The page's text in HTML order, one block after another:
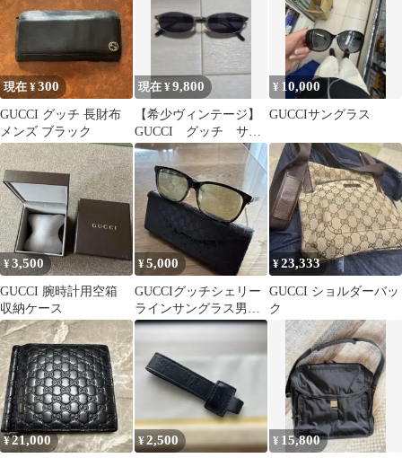
現在 ¥300
GUCCI グッチ 長財布
メンズ ブラック
現在 ¥9,800
【希少ヴィンテージ】
GUCCI グッチ サン
グラス メタルフレー
ム GG1646
¥ 10,000
GUCCIサングラス
¥3,500
GUCCI 腕時計用空箱
収納ケース
¥5,000
GUCCIグッチシェリー
ラインサングラス男女
兼用
¥23,333
GUCCI ショルダーバッ
ク
¥21,000 ¥2,500 ¥ 15,800